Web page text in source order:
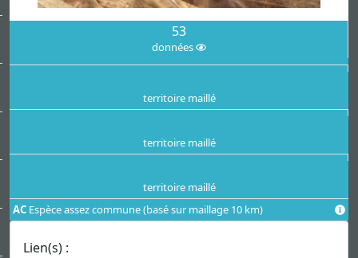
53
données
territoire maillé
territoire maillé
territoire maillé
AC Espèce assez commune (basé sur maillage 10 km)
Lien(s) :